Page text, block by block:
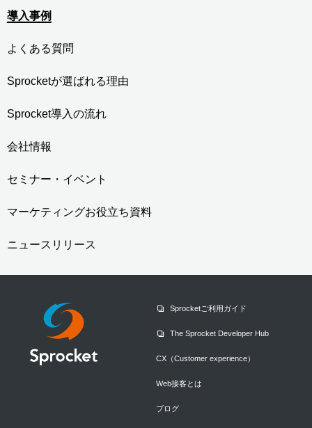
導入事例
よくある質問
Sprocketが選ばれる理由
Sprocket導入の流れ
会社情報
セミナー・イベント
マーケティングお役立ち資料
ニュースリリース
Sprocketご利用ガイド
The Sprocket Developer Hub
CX（Customer experience）
Web接客とは
ブログ